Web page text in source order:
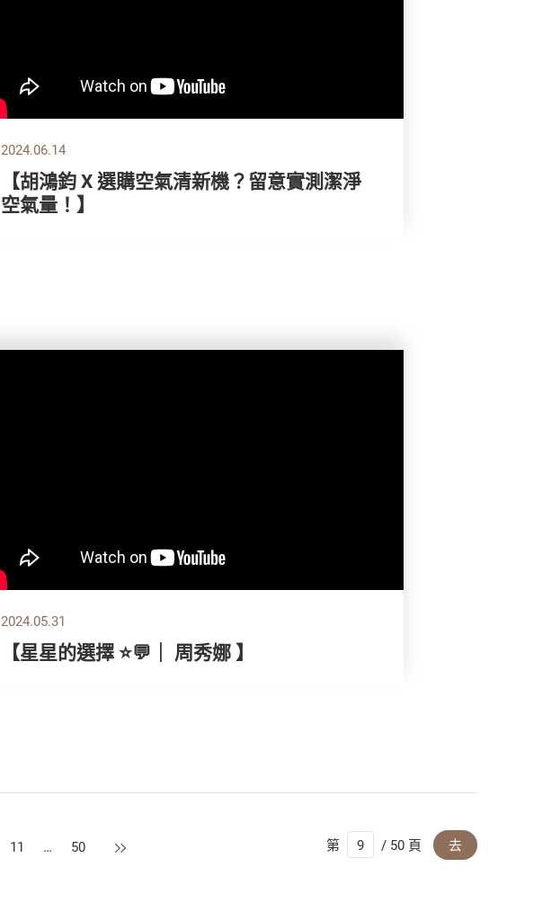
2024.06.14
【胡鴻鈞 X 選購空氣清新機？留意實測潔淨
空氣量！】
2024.05.31
【星星的選擇 ⭐💬｜ 周秀娜 】
11 … 50 下一頁 第 / 50 頁 去